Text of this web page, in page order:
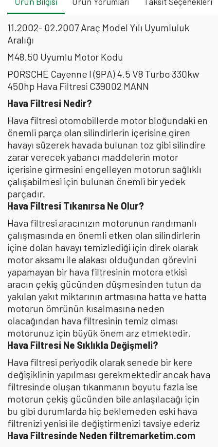
11.2002- 02.2007 Araç Model Yılı Uyumluluk
Aralığı
M48.50 Uyumlu Motor Kodu
PORSCHE Cayenne I (9PA) 4.5 V8 Turbo 330kw
450hp Hava Filtresi C39002 MANN
Hava Filtresi Nedir?
Hava filtresi otomobillerde motor bloğundaki en
önemli parça olan silindirlerin içerisine giren
havayı süzerek havada bulunan toz gibi silindire
zarar verecek yabancı maddelerin motor
içerisine girmesini engelleyen motorun sağlıklı
çalışabilmesi için bulunan önemli bir yedek
parçadır.
Hava Filtresi Tıkanırsa Ne Olur?
Hava filtresi aracınızın motorunun randımanlı
çalışmasında en önemli etken olan silindirlerin
içine dolan havayı temizlediği için direk olarak
motor aksamı ile alakası olduğundan görevini
yapamayan bir hava filtresinin motora etkisi
aracın çekiş gücünden düşmesinden tutun da
yakılan yakıt miktarının artmasına hatta ve hatta
motorun ömrünün kısalmasına neden
olacağından hava filtresinin temiz olması
motorunuz için büyük önem arz etmektedir.
Hava Filtresi Ne Sıklıkla Değişmeli?
Hava filtresi periyodik olarak senede bir kere
değişiklinin yapılması gerekmektedir ancak hava
filtresinde oluşan tıkanmanın boyutu fazla ise
motorun çekiş gücünden bile anlaşılacağı için
bu gibi durumlarda hiç beklemeden eski hava
filtrenizi yenisi ile değiştirmenizi tavsiye ederiz
Hava Filtresinde Neden filtremarketim.com